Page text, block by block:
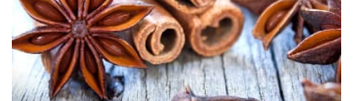
Sledujte prima+
Přihlášení